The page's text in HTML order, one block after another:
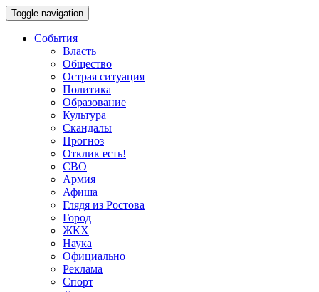
Toggle navigation
События
Власть
Общество
Острая ситуация
Политика
Образование
Культура
Скандалы
Прогноз
Отклик есть!
СВО
Армия
Афиша
Глядя из Ростова
Город
ЖКХ
Наука
Официально
Реклама
Спорт